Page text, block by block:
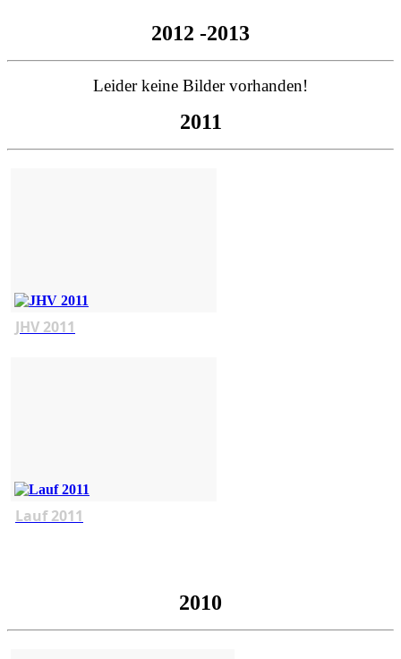
2012 -2013
Leider keine Bilder vorhanden!
2011
JHV 2011
Lauf 2011
2010